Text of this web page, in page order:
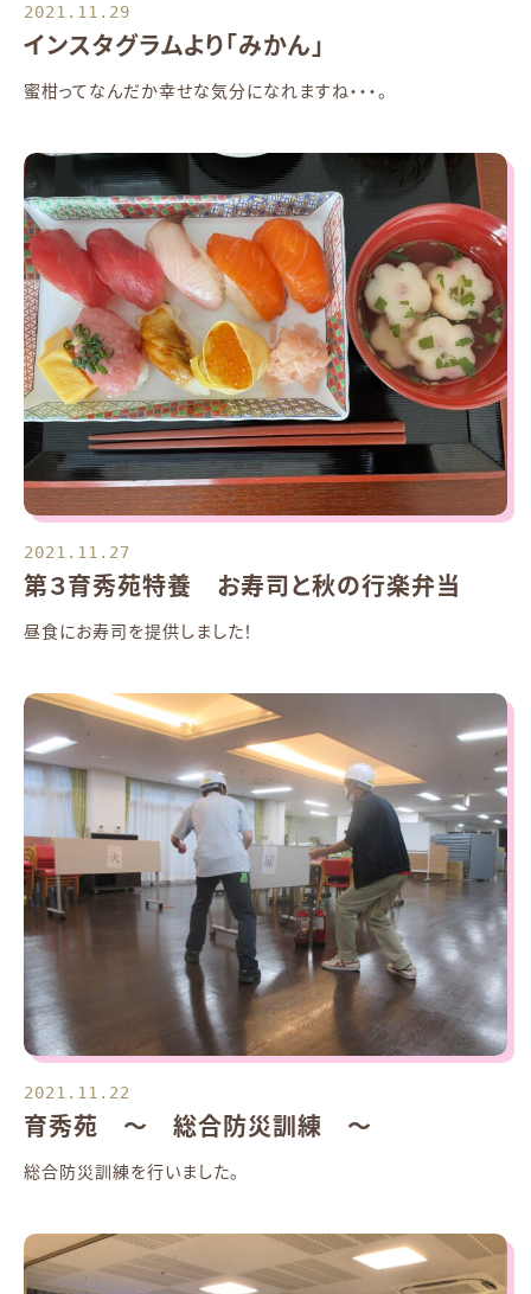
2021.11.29
インスタグラムより「みかん」
蜜柑ってなんだか幸せな気分になれますね・・・。
2021.11.27
第３育秀苑特養 お寿司と秋の行楽弁当
昼食にお寿司を提供しました！
2021.11.22
育秀苑 ～ 総合防災訓練 ～
総合防災訓練を行いました。